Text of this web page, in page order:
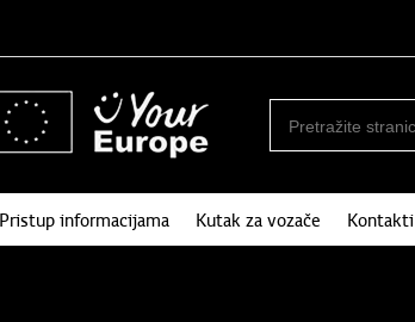
Pristup informacijama Kutak za vozače Kontakti